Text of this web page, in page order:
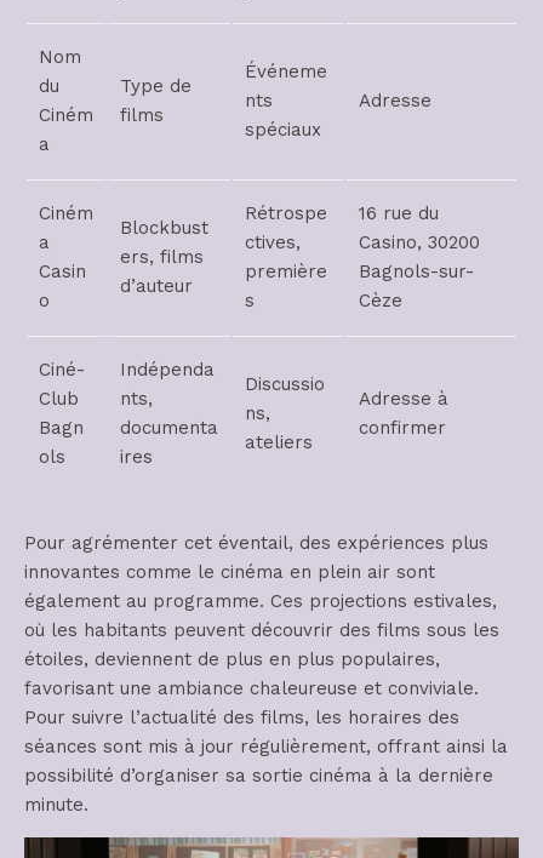
Nom
du
Ciném
a
Type de
films
Événeme
nts
spéciaux
Adresse
Ciném
a
Casin
o
Blockbust
ers, films
d’auteur
Rétrospe
ctives,
première
s
16 rue du
Casino, 30200
Bagnols-sur-
Cèze
Ciné-
Club
Bagn
ols
Indépenda
nts,
documenta
ires
Discussio
ns,
ateliers
Adresse à
confirmer
Pour agrémenter cet éventail, des expériences plus
innovantes comme le cinéma en plein air sont
également au programme. Ces projections estivales,
où les habitants peuvent découvrir des films sous les
étoiles, deviennent de plus en plus populaires,
favorisant une ambiance chaleureuse et conviviale.
Pour suivre l’actualité des films, les horaires des
séances sont mis à jour régulièrement, offrant ainsi la
possibilité d’organiser sa sortie cinéma à la dernière
minute.